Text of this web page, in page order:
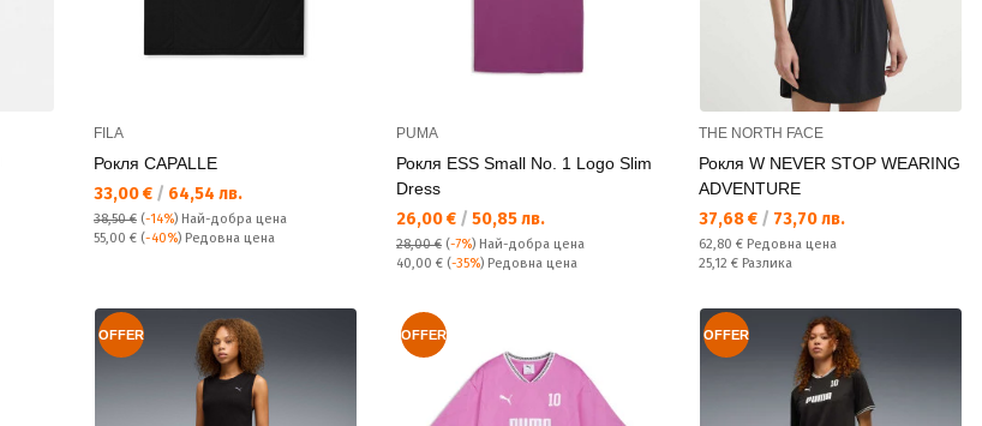
FILA
Рокля CAPALLE
Текуща цена:
33,00 € / 64,54 лв.
38,50 € (-14%) Най-добра цена
Редовна цена:
55,00 € (-40%) Редовна цена
PUMA
Рокля ESS Small No. 1 Logo Slim
Dress
Текуща цена:
26,00 € / 50,85 лв.
28,00 € (-7%) Най-добра цена
Редовна цена:
40,00 € (-35%) Редовна цена
THE NORTH FACE
Рокля W NEVER STOP WEARING
ADVENTURE
Текуща цена:
37,68 € / 73,70 лв.
Редовна цена:
62,80 € Редовна цена
Спестявате:
25,12 € Разлика
OFFER OFFER OFFER